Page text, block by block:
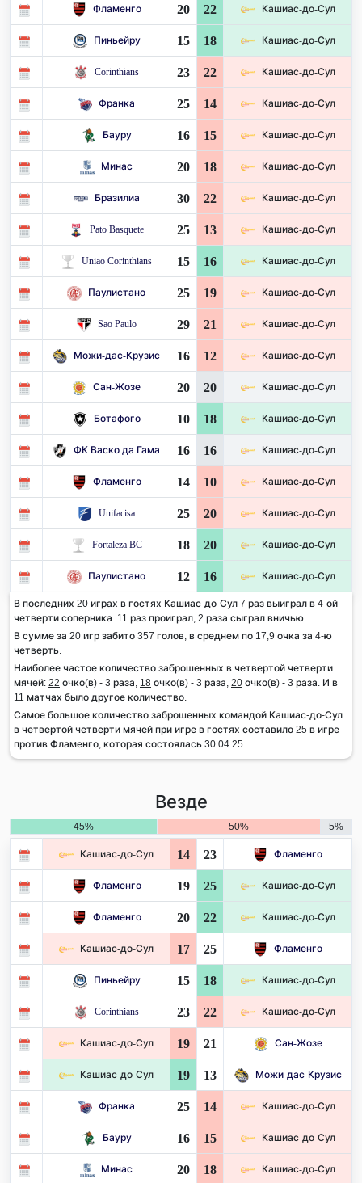
Фламенго 20 22 Кашиас-до-Сул
Пиньейру 15 18 Кашиас-до-Сул
Corinthians 23 22 Кашиас-до-Сул
Франка 25 14 Кашиас-до-Сул
Бауру 16 15 Кашиас-до-Сул
Минас 20 18 Кашиас-до-Сул
Бразилиа 30 22 Кашиас-до-Сул
Pato Basquete 25 13 Кашиас-до-Сул
Uniao Corinthians 15 16 Кашиас-до-Сул
Паулистано 25 19 Кашиас-до-Сул
Sao Paulo 29 21 Кашиас-до-Сул
Можи-дас-Крузис 16 12 Кашиас-до-Сул
Сан-Жозе 20 20 Кашиас-до-Сул
Ботафого 10 18 Кашиас-до-Сул
ФК Васко да Гама 16 16 Кашиас-до-Сул
Фламенго 14 10 Кашиас-до-Сул
Unifacisa 25 20 Кашиас-до-Сул
Fortaleza BC 18 20 Кашиас-до-Сул
Паулистано 12 16 Кашиас-до-Сул
В последних 20 играх в гостях Кашиас-до-Сул 7 раз выиграл в 4-ой
четверти соперника. 11 раз проиграл, 2 раза сыграл вничью.
В сумме за 20 игр забито 357 голов, в среднем по 17,9 очка за 4-ю
четверть.
Наиболее частое количество заброшенных в четвертой четверти
мячей: 22 очко(в) - 3 раза, 18 очко(в) - 3 раза, 20 очко(в) - 3 раза. И в
11 матчах было другое количество.
Самое большое количество заброшенных командой Кашиас-до-Сул
в четвертой четверти мячей при игре в гостях составило 25 в игре
против Фламенго, которая состоялась 30.04.25.
Везде
45% 50% 5%
Кашиас-до-Сул 14 23 Фламенго
Фламенго 19 25 Кашиас-до-Сул
Фламенго 20 22 Кашиас-до-Сул
Кашиас-до-Сул 17 25 Фламенго
Пиньейру 15 18 Кашиас-до-Сул
Corinthians 23 22 Кашиас-до-Сул
Кашиас-до-Сул 19 21 Сан-Жозе
Кашиас-до-Сул 19 13 Можи-дас-Крузис
Франка 25 14 Кашиас-до-Сул
Бауру 16 15 Кашиас-до-Сул
Минас 20 18 Кашиас-до-Сул